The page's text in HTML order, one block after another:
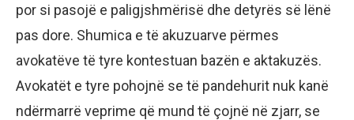
por si pasojë e paligjshmërisë dhe detyrës së lënë
pas dore. Shumica e të akuzuarve përmes
avokatëve të tyre kontestuan bazën e aktakuzës.
Avokatët e tyre pohojnë se të pandehurit nuk kanë
ndërmarrë veprime që mund të çojnë në zjarr, se